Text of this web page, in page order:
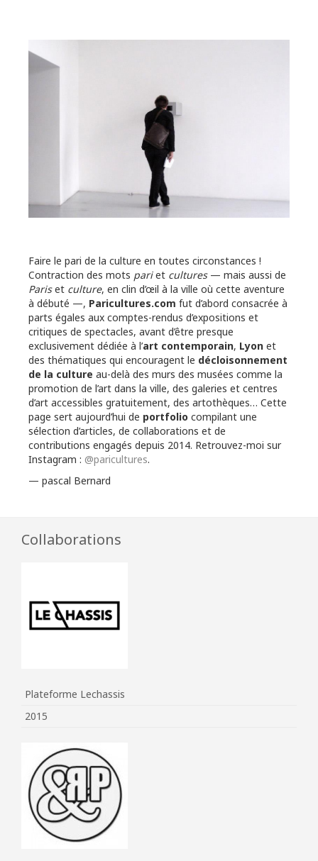
Faire le pari de la culture en toutes circonstances !
Contraction des mots pariet cultures— mais aussi de
Pariset culture, en clin d’œil à la ville où cette aventure
à débuté —, Paricultures.com fut d’abord consacrée à
parts égales aux comptes-rendus d’expositions et
critiques de spectacles, avant d’être presque
exclusivement dédiée à l’art contemporain, Lyon et
des thématiques qui encouragent le décloisonnement
de la culture au-delà des murs des musées comme la
promotion de l’art dans la ville, des galeries et centres
d’art accessibles gratuitement, des artothèques… Cette
page sert aujourd’hui de portfolio compilant une
sélection d’articles, de collaborations et de
contributions engagés depuis 2014. Retrouvez-moi sur
Instagram : @paricultures.
— pascal Bernard
Collaborations
Plateforme Lechassis
2015